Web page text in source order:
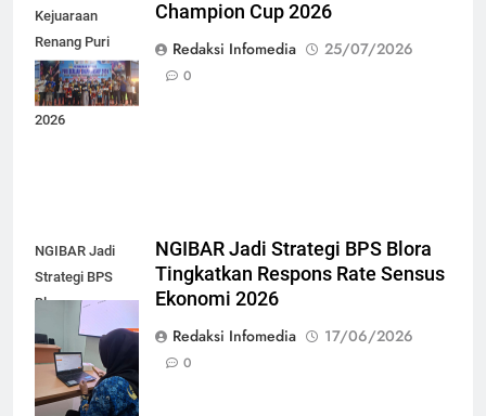
Kejuaraan
Renang Puri
Berlian
Champion Cup
2026
Champion Cup 2026
Redaksi Infomedia
25/07/2026
0
NGIBAR Jadi
Strategi BPS
Blora
Tingkatkan
Respons Rate
Sensus Ekonomi
2026
NGIBAR Jadi Strategi BPS Blora
Tingkatkan Respons Rate Sensus
Ekonomi 2026
Redaksi Infomedia
17/06/2026
0